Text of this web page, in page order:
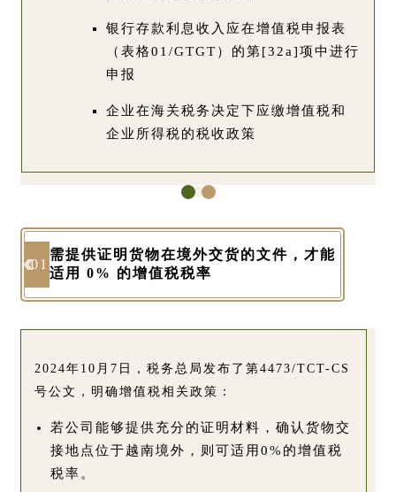
银行存款利息收入应在增值税申报表
（表格01/GTGT）的第[32a]项中进行
申报
企业在海关税务决定下应缴增值税和
企业所得税的税收政策
01
需提供证明货物在境外交货的文件，才能
适用 0% 的增值税税率
2024年10月7日，税务总局发布了第4473/TCT-CS
号公文，明确增值税相关政策：
若公司能够提供充分的证明材料，确认货物交
接地点位于越南境外，则可适用0%的增值税
税率。